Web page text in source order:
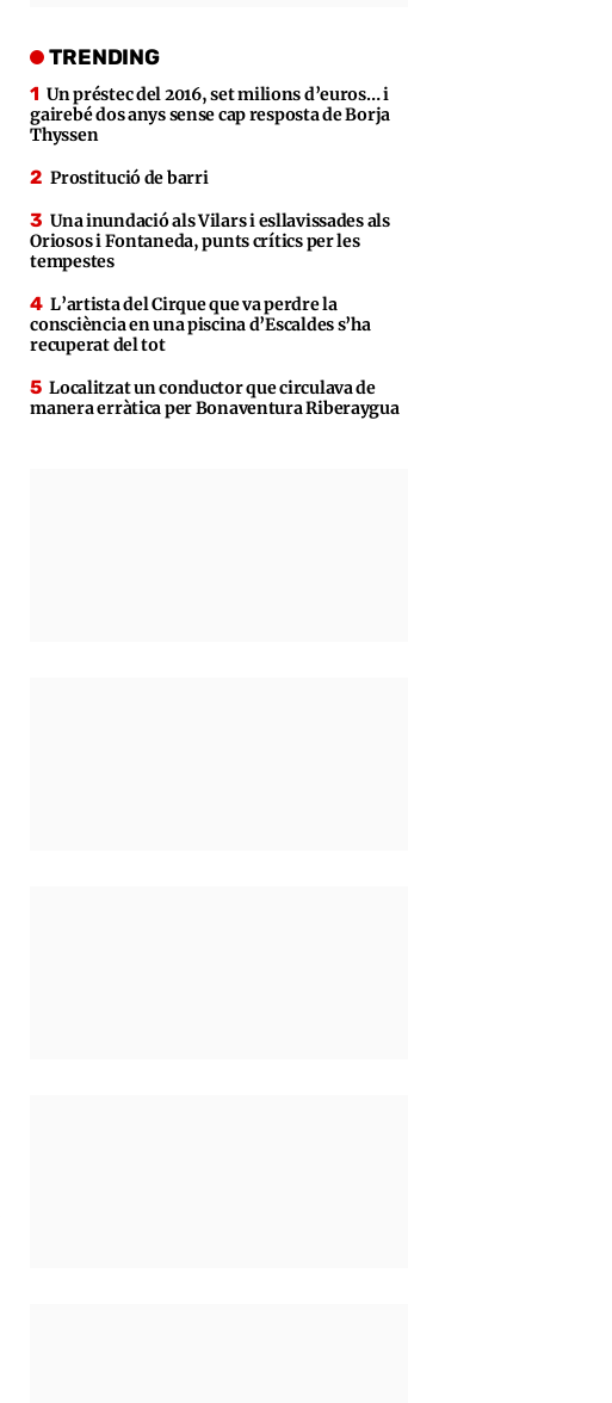
TRENDING
Un préstec del 2016, set milions d’euros… i
gairebé dos anys sense cap resposta de Borja
Thyssen
Prostitució de barri
Una inundació als Vilars i esllavissades als
Oriosos i Fontaneda, punts crítics per les
tempestes
L’artista del Cirque que va perdre la
consciència en una piscina d’Escaldes s’ha
recuperat del tot
Localitzat un conductor que circulava de
manera erràtica per Bonaventura Riberaygua